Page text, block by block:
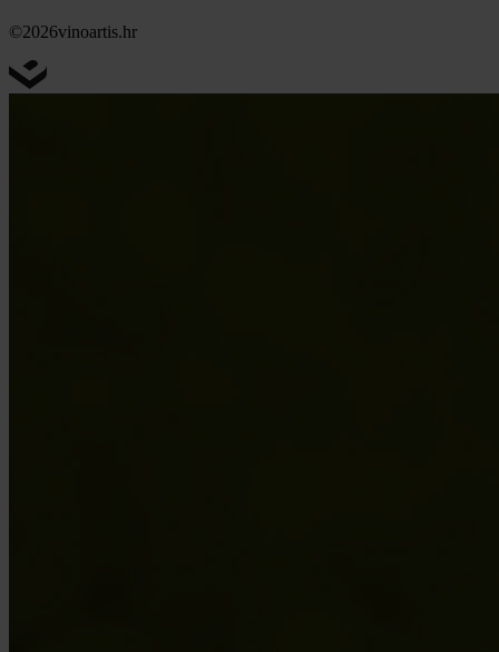
©2026vinoartis.hr